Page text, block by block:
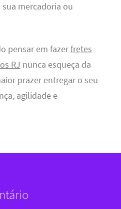
mercadoria ou
pensar em fazerfretes
RJ nunca esqueça da
prazer entregar o seu
agilidade e